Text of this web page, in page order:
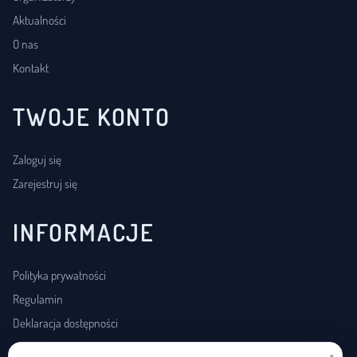
Aktualności
O nas
Kontakt
TWOJE KONTO
Zaloguj się
Zarejestruj się
INFORMACJE
Polityka prywatności
Regulamin
Deklaracja dostępności